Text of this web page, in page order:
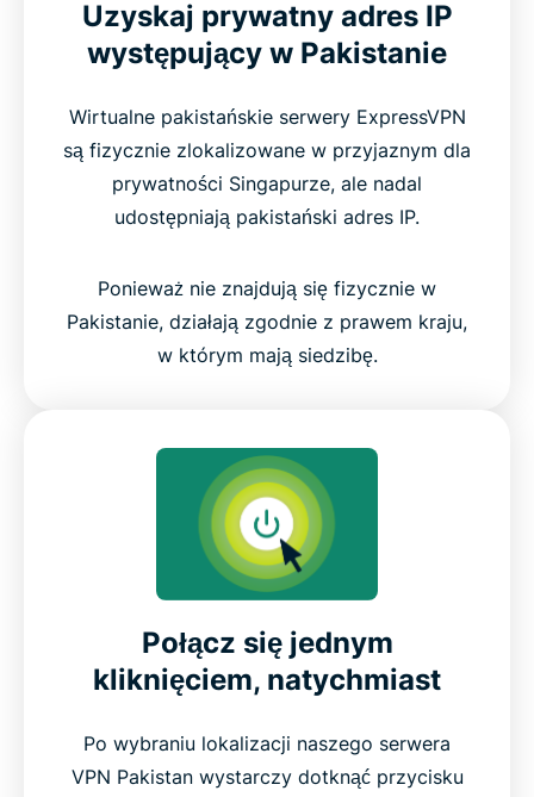
Uzyskaj prywatny adres IP
występujący w Pakistanie
Wirtualne pakistańskie serwery ExpressVPN
są fizycznie zlokalizowane w przyjaznym dla
prywatności Singapurze, ale nadal
udostępniają pakistański adres IP.
Ponieważ nie znajdują się fizycznie w
Pakistanie, działają zgodnie z prawem kraju,
w którym mają siedzibę.
Połącz się jednym
kliknięciem, natychmiast
Po wybraniu lokalizacji naszego serwera
VPN Pakistan wystarczy dotknąć przycisku